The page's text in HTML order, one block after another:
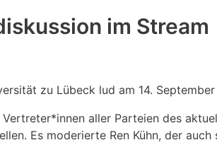
im Stream
zu Lübeck lud am 14.
aller Parteien des
Es moderierte Ren Kühn, der